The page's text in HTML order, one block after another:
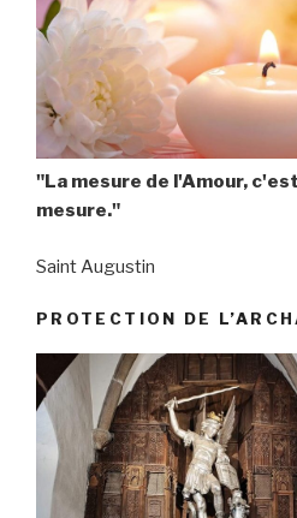
"La mesure de l'Amour,
mesure."
Saint Augustin
PROTECTION DE